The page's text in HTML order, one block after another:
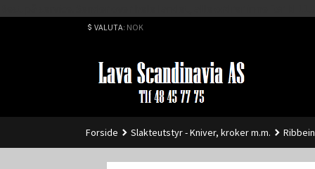
VALUTA: NOK
Forside Slakteutstyr - Kniver, kroker m.m.